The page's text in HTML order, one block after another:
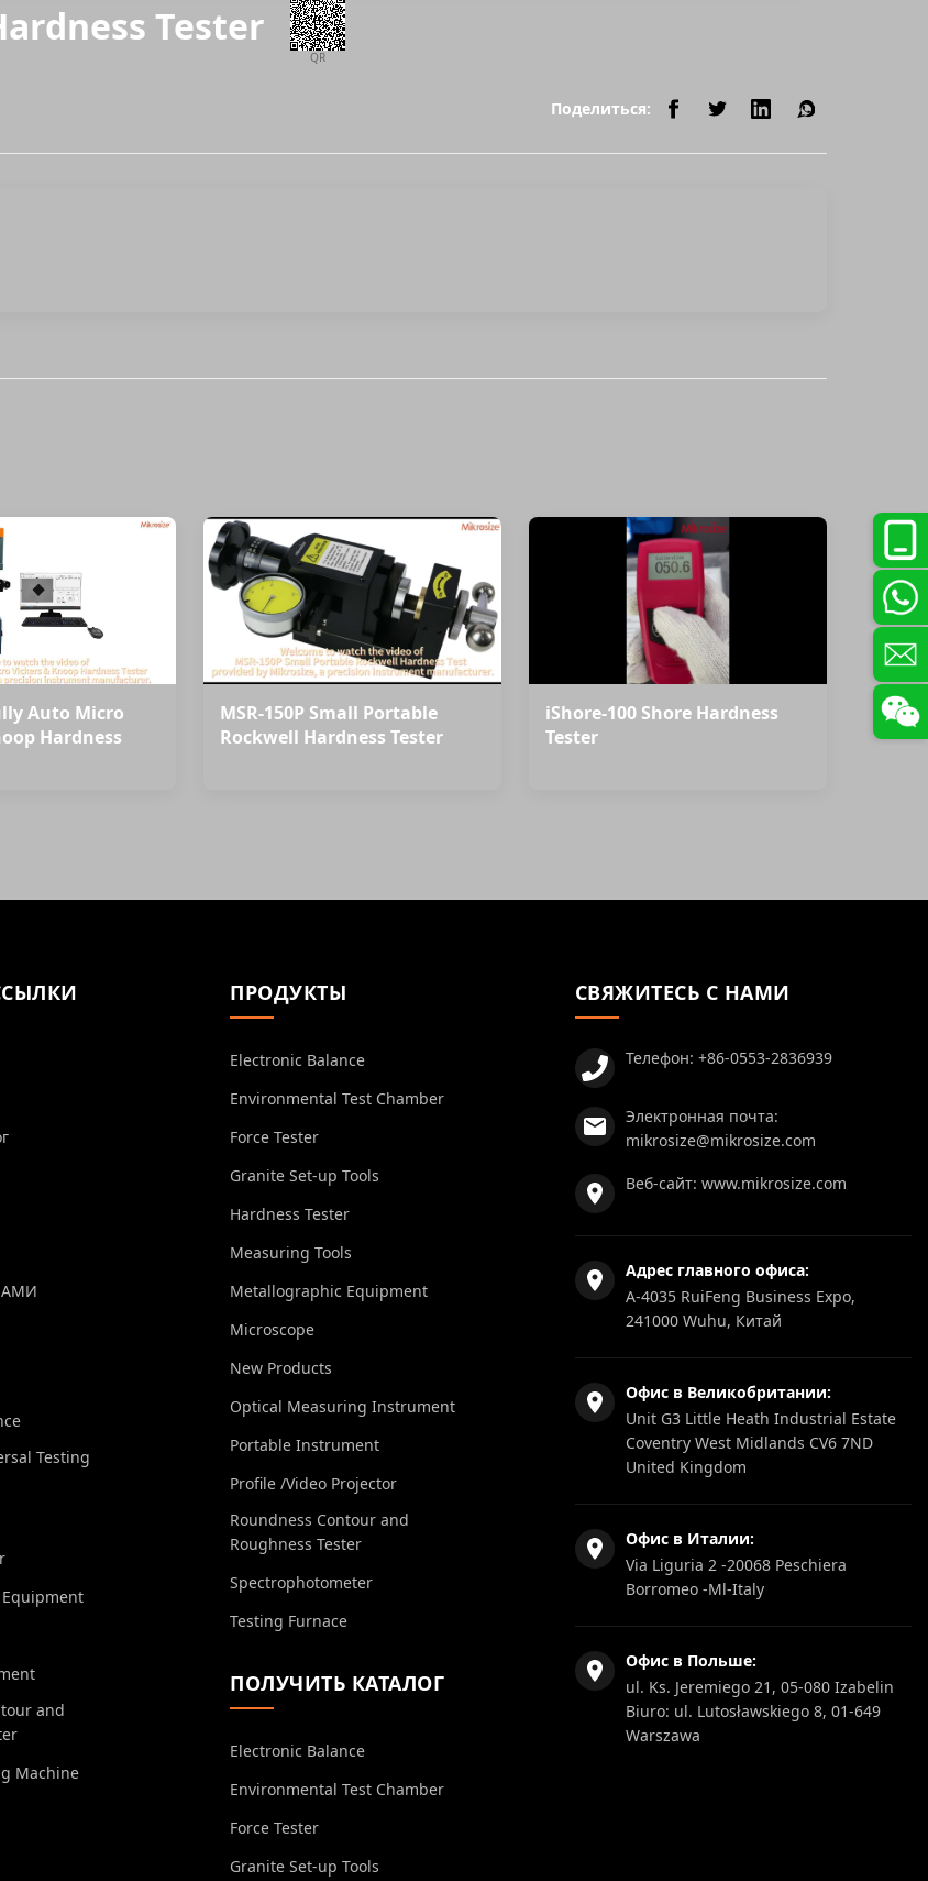
Tester
QR
Поделиться:
Auto Micro
Hardness
MSR-150P Small Portable
Rockwell Hardness Tester
iShore-100 Shore Hardness
Tester
Testing
and
Machine
ПРОДУКТЫ
Electronic Balance
Environmental Test Chamber
Force Tester
Granite Set-up Tools
Hardness Tester
Measuring Tools
Metallographic Equipment
Microscope
New Products
Optical Measuring Instrument
Portable Instrument
Profile /Video Projector
Roundness Contour and
Roughness Tester
Spectrophotometer
Testing Furnace
ПОЛУЧИТЬ КАТАЛОГ
Electronic Balance
Environmental Test Chamber
Force Tester
Granite Set-up Tools
СВЯЖИТЕСЬ С НАМИ
Телефон: +86-0553-2836939
Электронная почта:
mikrosize@mikrosize.com
Веб-сайт: www.mikrosize.com
Адрес главного офиса:
A-4035 RuiFeng Business Expo,
241000 Wuhu, Китай
Офис в Великобритании:
Unit G3 Little Heath Industrial Estate
Coventry West Midlands CV6 7ND
United Kingdom
Офис в Италии:
Via Liguria 2 -20068 Peschiera
Borromeo -Ml-Italy
Офис в Польше:
ul. Ks. Jeremiego 21, 05-080 Izabelin
Biuro: ul. Lutosławskiego 8, 01-649
Warszawa